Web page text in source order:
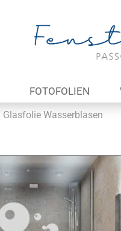
FOTOFOLIEN
Glasfolie Wasserblasen